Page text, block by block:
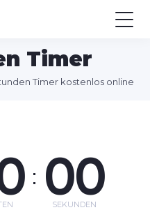
Timer
Timer kostenlos online
: 00
SEKUNDEN